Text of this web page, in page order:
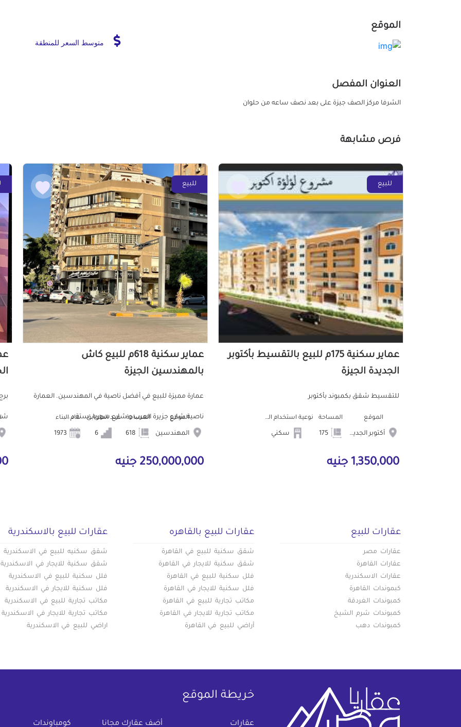
الموقع
متوسط السعر للمنطقة
العنوان المفصل
الشرفا مركز الصف جيزة على بعد نصف ساعه من حلوان
فرص مشابهة
للبيع
عماير سكنية 175م للبيع بالتقسيط بأكتوبر
الجديدة الجيزة
للتقسيط شقق بكمبوند بأكتوبر
الموقع
أكتوبر الجديدة
المساحة
175
نوعية استخدام العمارة
سكني
1,350,000 جنيه
للبيع
عماير سكنية 618م للبيع كاش
بالمهندسين الجيزة
عمارة مميزة للبيع في أفضل ناصية في المهندسين. العمارة
ناصية شارع جزيرة العرب و شارع سوريا. ستة د...
الموقع
المهندسين
المساحة عدد الطوابق
6
عام البناء
250,000,000 جنيه
شقتين 115 و
عقارات للبيع
عقارات مصر
عقارات القاهرة
عقارات الاسكندرية
كبموندات القاهرة
كمبوندات الغردقة
كمبوندات شرم الشيخ
كمبوندات دهب
عقارات للبيع بالقاهره
شقق سكنية للبيع في القاهرة
شقق سكنية للايجار في القاهرة
فلل سكنية للبيع في القاهرة
فلل سكنية للايجار في القاهرة
مكاتب تجارية للبيع في القاهرة
مكاتب تجارية للايجار في القاهرة
أراضي للبيع في القاهرة
عقارات للبيع بالاسكندرية
شقق سكنيه للبيع في الاسكندرية
شقق سكنية للايجار في الاسكندرية
فلل سكنية للبيع في الاسكندرية
فلل سكنية للايجار في الاسكندرية
مكاتب تجارية للبيع في الاسكندرية
مكاتب تجارية للايجار في الاسكندرية
اراضي للبيع في الاسكندرية
خريطة الموقع
عقارات أضف عقارك مجانا كومباوندات